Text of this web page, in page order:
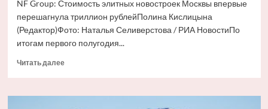
NF Group: Стоимость элитных новостроек Москвы впервые
перешагнула триллион рублейПолина Кислицына
(Редактор)Фото: Наталья Селиверстова / РИА НовостиПо
итогам первого полугодия...
Читать далееПрочитать
Стоимость